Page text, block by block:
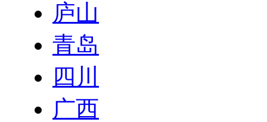
庐山
青岛
四川
广西